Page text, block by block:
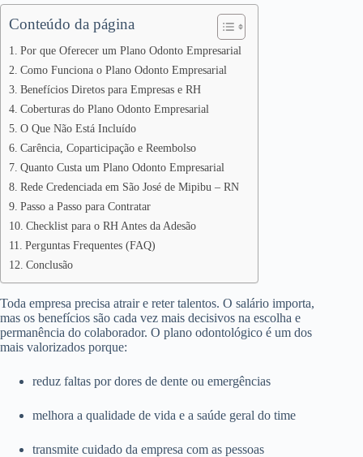
Conteúdo da página
Por que Oferecer um Plano Odonto Empresarial
Como Funciona o Plano Odonto Empresarial
Benefícios Diretos para Empresas e RH
Coberturas do Plano Odonto Empresarial
O Que Não Está Incluído
Carência, Coparticipação e Reembolso
Quanto Custa um Plano Odonto Empresarial
Rede Credenciada em São José de Mipibu – RN
Passo a Passo para Contratar
Checklist para o RH Antes da Adesão
Perguntas Frequentes (FAQ)
Conclusão
Toda empresa precisa atrair e reter talentos. O salário importa,
mas os benefícios são cada vez mais decisivos na escolha e
permanência do colaborador. O plano odontológico é um dos
mais valorizados porque:
reduz faltas por dores de dente ou emergências
melhora a qualidade de vida e a saúde geral do time
transmite cuidado da empresa com as pessoas